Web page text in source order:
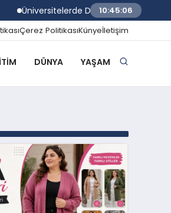
Üniversitelerde Dumansız Kampüs
10:45:07
Çerez PolitikasıKünyeİletişim
DÜNYA YAŞAM